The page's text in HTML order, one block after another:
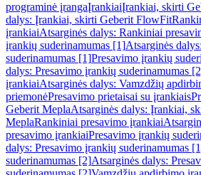
programinė įrangaĮrankiaiĮrankiai, skirti
dalys: Įrankiai, skirti Geberit FlowFit
įrankiaiAtsarginės dalys: Rankiniai
įrankių suderinamumas [1]Atsarginės
suderinamumas [1]Presavimo įrankių
dalys: Presavimo įrankių suderinamumas
įrankiaiAtsarginės dalys: Vamzdžių
priemonėPresavimo prietaisai su įrankiais
Geberit MeplaAtsarginės dalys: Įrankiai,
MeplaRankiniai presavimo įrankiai
presavimo įrankiaiPresavimo įrankių
dalys: Presavimo įrankių suderinamumas
suderinamumas [2]Atsarginės dalys: